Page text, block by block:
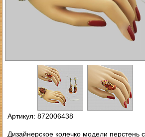
Артикул: 872006438
Дизайнерское колечко модели перстень